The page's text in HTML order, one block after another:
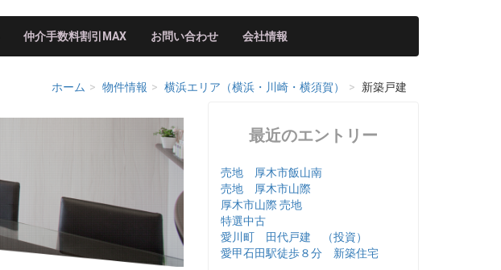
仲介手数料割引MAX お問い合わせ 会社情報
ホーム 物件情報 横浜エリア（横浜・川崎・横須賀） 新築戸建
最近のエントリー
売地 厚木市飯山南
売地 厚木市山際
厚木市山際 売地
特選中古
愛川町 田代戸建 （投資）
愛甲石田駅徒歩８分 新築住宅